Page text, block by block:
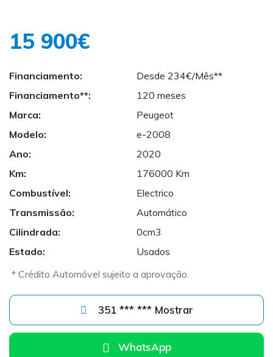
15 900€
Financiamento:
Desde 234€/Mês**
Financiamento**:
120 meses
Marca:
Peugeot
Modelo:
e-2008
Ano:
2020
Km:
176000 Km
Combustível:
Electrico
Transmissão:
Automático
Cilindrada:
0cm3
Estado:
Usados
* Crédito Automóvel sujeito a aprovação.
351 *** *** Mostrar
WhatsApp